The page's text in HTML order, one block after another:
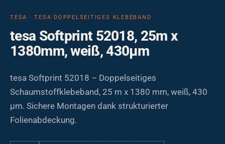
TESA · TESA DOPPELSEITIGES KLEBEBAND
tesa Softprint 52018, 25m x
1380mm, weiß, 430µm
tesa Softprint 52018 – Doppelseitiges
Schaumstoffklebeband, 25 m x 1380 mm, weiß, 430
µm. Sichere Montagen dank strukturierter
Folienabdeckung.